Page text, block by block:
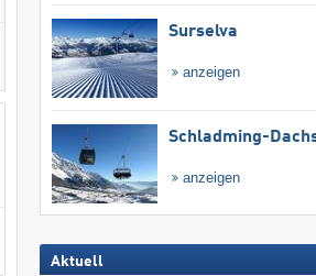
Surselva
anzeigen
Schladming-
anzeigen
Aktuell